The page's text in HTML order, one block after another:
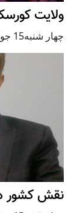
ولایت
چهار شنبه15 جولای 2026
نقش کشور